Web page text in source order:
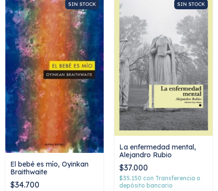
SIN STOCK
El bebé es mío, Oyinkan
Braithwaite
$34.700
SIN STOCK
La enfermedad mental,
Alejandro Rubio
$37.000
$35.150 con Transferencia o
depósito bancario